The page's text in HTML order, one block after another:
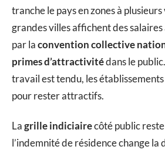
tranche le pays en zones à
grandes villes affichent des salaires
par laconvention collective
primes d’attractivitédans le
travail est tendu, les
pour rester attractifs.
Lagrille indiciairecôté public
l’indemnité de résidence change la